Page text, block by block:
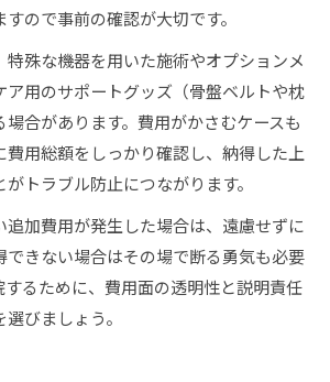
ので事前の確認が大切です。
殊な機器を用いた施術やオプションメ
ア用のサポートグッズ（骨盤ベルトや枕
場合があります。費用がかさむケースも
費用総額をしっかり確認し、納得した上
トラブル防止につながります。
追加費用が発生した場合は、遠慮せずに
できない場合はその場で断る勇気も必要
するために、費用面の透明性と説明責任
びましょう。